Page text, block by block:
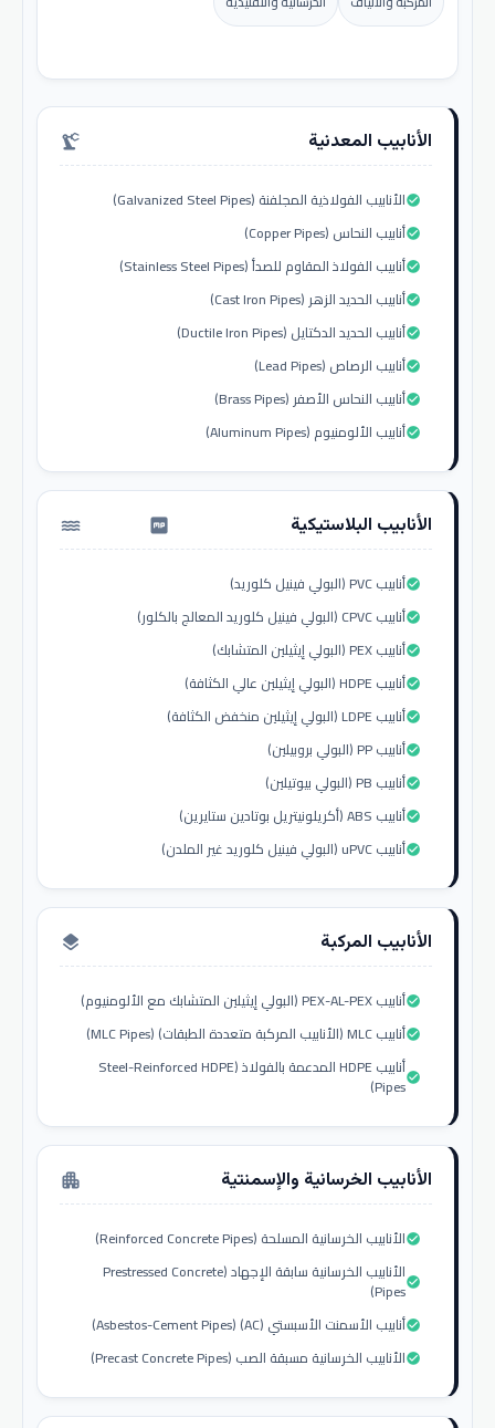
الأنابيب المعدنية precision_manufacturing
الأنابيب الفولاذية المجلفنة (Galvanized Steel Pipes)check_circle
أنابيب النحاس (Copper Pipes)check_circle
أنابيب الفولاذ المقاوم للصدأ (Stainless Steel Pipes)check_circle
أنابيب الحديد الزهر (Cast Iron Pipes)check_circle
أنابيب الحديد الدكتايل (Ductile Iron Pipes)check_circle
أنابيب الرصاص (Lead Pipes)check_circle
أنابيب النحاس الأصفر (Brass Pipes)check_circle
أنابيب الألومنيوم (Aluminum Pipes)check_circle
الأنابيب البلاستيكية water_pump
أنابيب PVC (البولي فينيل كلوريد)check_circle
أنابيب CPVC (البولي فينيل كلوريد المعالج بالكلور)check_circle
أنابيب PEX (البولي إيثيلين المتشابك)check_circle
أنابيب HDPE (البولي إيثيلين عالي الكثافة)check_circle
أنابيب LDPE (البولي إيثيلين منخفض الكثافة)check_circle
أنابيب PP (البولي بروبيلين)check_circle
أنابيب PB (البولي بيوتيلين)check_circle
أنابيب ABS (أكريلونيتريل بوتادين ستايرين)check_circle
أنابيب uPVC (البولي فينيل كلوريد غير الملدن)check_circle
الأنابيب المركبة layers
أنابيب PEX-AL-PEX (البولي إيثيلين المتشابك مع الألومنيوم)check_circle
أنابيب MLC (الأنابيب المركبة متعددة الطبقات) (MLC Pipes)check_circle
أنابيب HDPE المدعمة بالفولاذ (Steel-Reinforced HDPE
Pipes)check_circle
الأنابيب الخرسانية والإسمنتية apartment
الأنابيب الخرسانية المسلحة (Reinforced Concrete Pipes)check_circle
الأنابيب الخرسانية سابقة الإجهاد (Prestressed Concrete
Pipes)check_circle
أنابيب الأسمنت الأسبستي (AC) (Asbestos-Cement Pipes)check_circle
الأنابيب الخرسانية مسبقة الصب (Precast Concrete Pipes)check_circle